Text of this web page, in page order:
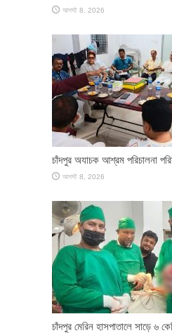
আগস্ট 8, 2026
চাঁদপুর অযাচক আশ্রম পরিচালনা
আগস্ট 8, 2026
চাঁদপুর মেরিন হাসপাতালে সাড়ে ৬